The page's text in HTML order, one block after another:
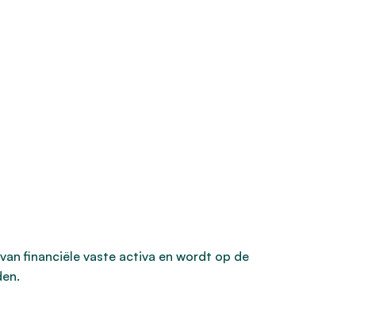
financiële vaste activa en wordt op de